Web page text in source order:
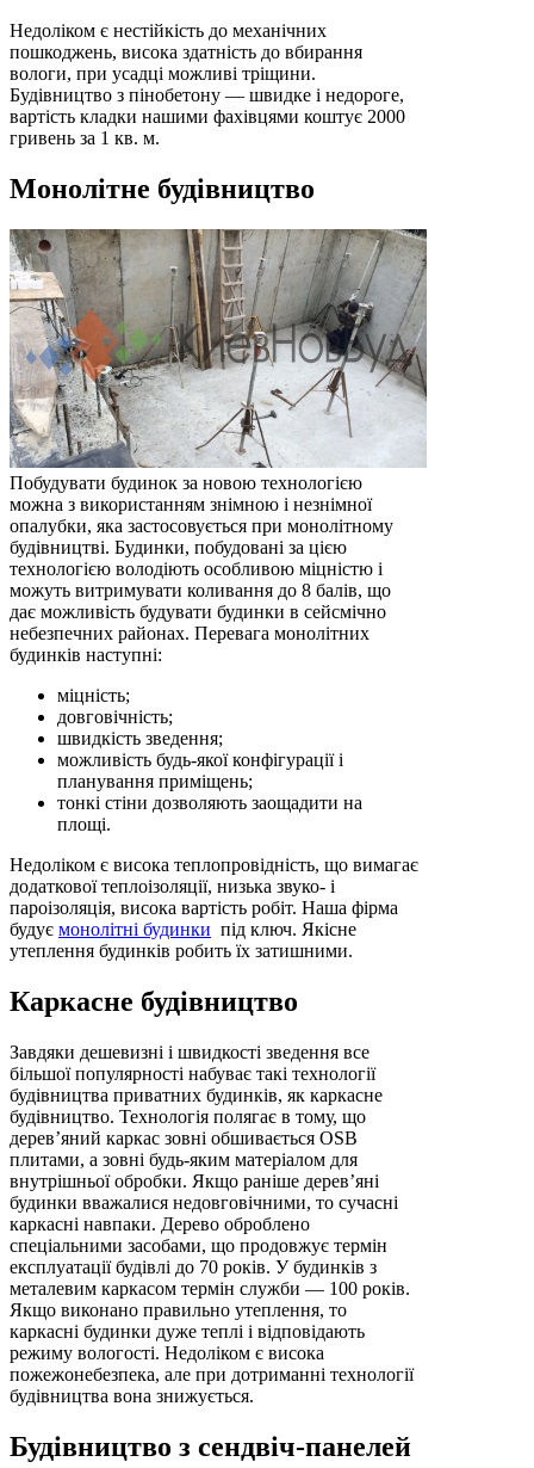
Недоліком є ​​нестійкість до механічних
пошкоджень, висока здатність до вбирання
вологи, при усадці можливі тріщини.
Будівництво з пінобетону — швидке і недороге,
вартість кладки нашими фахівцями коштує 2000
гривень за 1 кв. м.
Монолітне будівництво
Побудувати будинок за новою технологією
можна з використанням знімною і незнімної
опалубки, яка застосовується при монолітному
будівництві. Будинки, побудовані за цією
технологією володіють особливою міцністю і
можуть витримувати коливання до 8 балів, що
дає можливість будувати будинки в сейсмічно
небезпечних районах. Перевага монолітних
будинків наступні:
міцність;
довговічність;
швидкість зведення;
можливість будь-якої конфігурації і
планування приміщень;
тонкі стіни дозволяють заощадити на
площі.
Недоліком є ​​висока теплопровідність, що вимагає
додаткової теплоізоляції, низька звуко- і
пароізоляція, висока вартість робіт. Наша фірма
будує монолітні будинки під ключ. Якісне
утеплення будинків робить їх затишними.
Каркасне будівництво
Завдяки дешевизні і швидкості зведення все
більшої популярності набуває такі технології
будівництва приватних будинків, як каркасне
будівництво. Технологія полягає в тому, що
дерев’яний каркас зовні обшивається OSB
плитами, а зовні будь-яким матеріалом для
внутрішньої обробки. Якщо раніше дерев’яні
будинки вважалися недовговічними, то сучасні
каркасні навпаки. Дерево оброблено
спеціальними засобами, що продовжує термін
експлуатації будівлі до 70 років. У будинків з
металевим каркасом термін служби — 100 років.
Якщо виконано правильно утеплення, то
каркасні будинки дуже теплі і відповідають
режиму вологості. Недоліком є ​​висока
пожежонебезпека, але при дотриманні технології
будівництва вона знижується.
Будівництво з сендвіч-панелей